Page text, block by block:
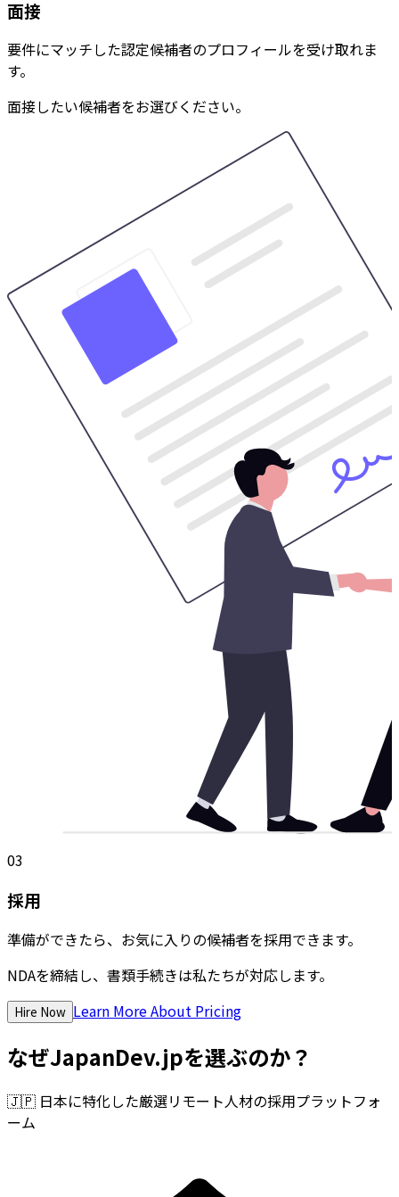
面接
要件にマッチした認定候補者のプロフィールを受け取れま
す。
面接したい候補者をお選びください。
03
採用
準備ができたら、お気に入りの候補者を採用できます。
NDAを締結し、書類手続きは私たちが対応します。
Hire Now Learn More About Pricing
なぜJapanDev.jpを選ぶのか？
🇯🇵 日本に特化した厳選リモート人材の採用プラットフォ
ーム